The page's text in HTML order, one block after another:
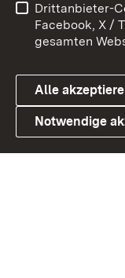
Link zum
Barrierefreiheit
Cookies
Drittanbieter-
Facebook, X /
gesamten
Alle
Notwendige